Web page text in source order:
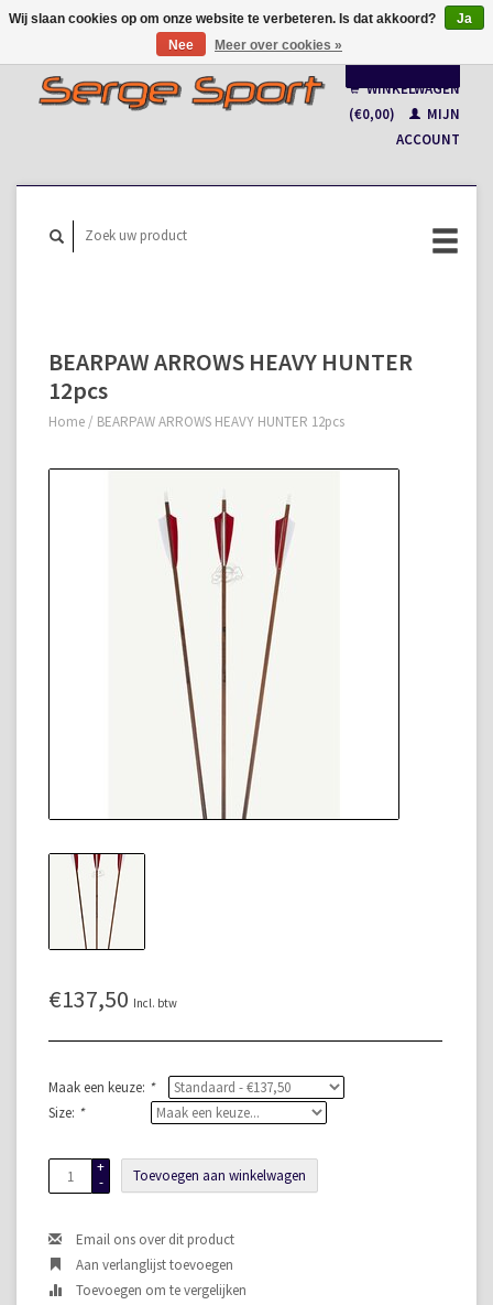
Français
WINKELWAGEN
(€0,00)
MIJN
ACCOUNT
BEARPAW ARROWS HEAVY HUNTER
12pcs
Home / BEARPAW ARROWS HEAVY HUNTER 12pcs
€137,50 Incl. btw
Maak een keuze: *
Size: *
+
-
Toevoegen aan winkelwagen
Email ons over dit product
Aan verlanglijst toevoegen
Toevoegen om te vergelijken
Wij slaan cookies op om onze website te verbeteren. Is dat akkoord?
Ja
Nee
Meer over cookies »